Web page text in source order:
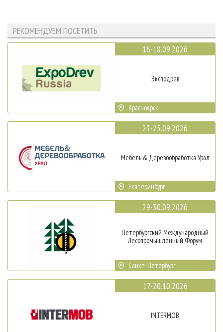
РЕКОМЕНДУЕМ ПОСЕТИТЬ
16-18.09.2026
Эксподрев
Красноярск
23-25.09.2026
Мебель & Деревообработка Урал
Екатеринбург
29-30.09.2026
Петербургский Международный
Лесопромышленный Форум
Санкт-Петербург
17-20.10.2026
INTERMOB